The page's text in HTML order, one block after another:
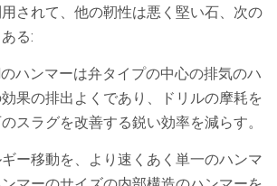
されて、他の靭性は悪く堅い石、次の
る:
ハンマーは弁タイプの中心の排気のハ
果の排出よくであり、ドリルの摩耗を
スラグを改善する鋭い効率を減らす。
ー移動を、より速くあく単一のハンマ